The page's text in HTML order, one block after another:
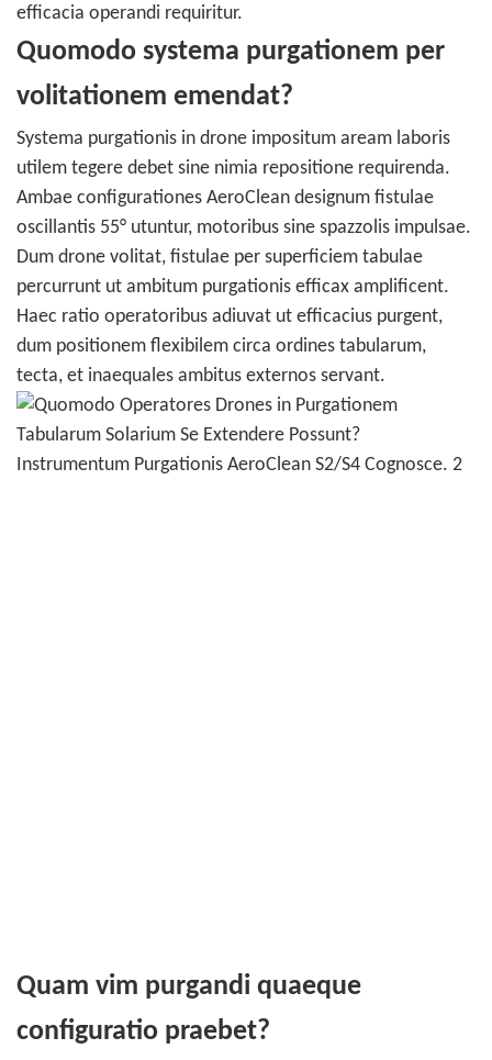
efficacia operandi requiritur.
Quomodo systema purgationem per
volitationem emendat?
Systema purgationis in drone impositum aream laboris
utilem tegere debet sine nimia repositione requirenda.
Ambae configurationes AeroClean designum fistulae
oscillantis 55° utuntur, motoribus sine spazzolis impulsae.
Dum drone volitat, fistulae per superficiem tabulae
percurrunt ut ambitum purgationis efficax amplificent.
Haec ratio operatoribus adiuvat ut efficacius purgent,
dum positionem flexibilem circa ordines tabularum,
tecta, et inaequales ambitus externos servant.
Quam vim purgandi quaeque
configuratio praebet?